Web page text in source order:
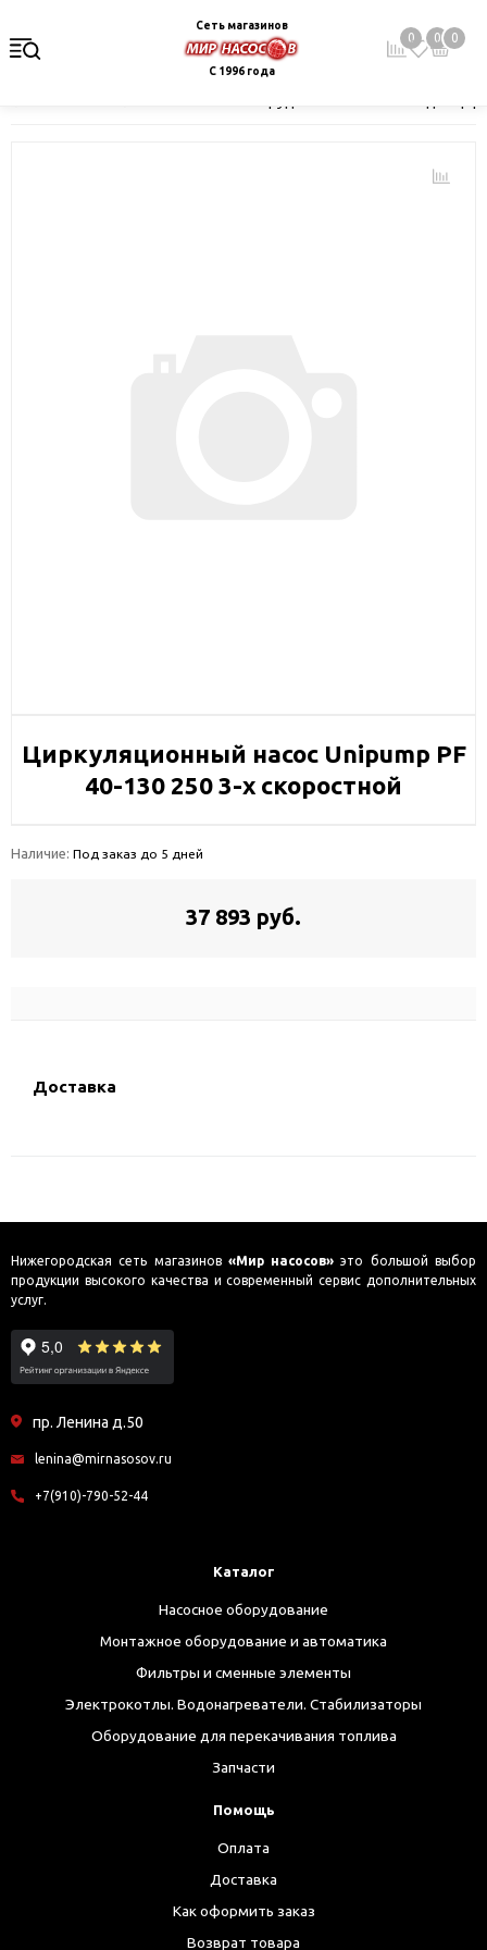
Сеть магазинов
С 1996 года
0 0 0
Циркуляционный насос Unipump PF
40-130 250 3-х скоростной
Наличие: Под заказ до 5 дней
37 893 руб.
Доставка
Нижегородская сеть магазинов «Мир насосов» это большой выбор
продукции высокого качества и современный сервис дополнительных
услуг.
пр. Ленина д.50
lenina@mirnasosov.ru
+7(910)-790-52-44
Каталог
Насосное оборудование
Монтажное оборудование и автоматика
Фильтры и сменные элементы
Электрокотлы. Водонагреватели. Стабилизаторы
Оборудование для перекачивания топлива
Запчасти
Помощь
Оплата
Доставка
Как оформить заказ
Возврат товара